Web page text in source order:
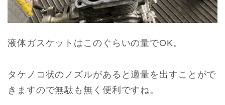
液体ガスケットはこのぐらいの量でOK。
タケノコ状のノズルがあると適量を出すことがで
きますので無駄も無く便利ですね。